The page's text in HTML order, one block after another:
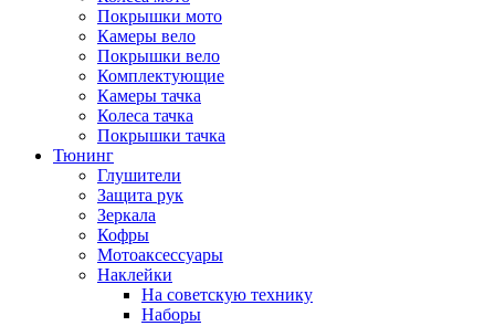
Покрышки мото
Камеры вело
Покрышки вело
Комплектующие
Камеры тачка
Колеса тачка
Покрышки тачка
Тюнинг
Глушители
Защита рук
Зеркала
Кофры
Мотоаксессуары
Наклейки
На советскую технику
Наборы